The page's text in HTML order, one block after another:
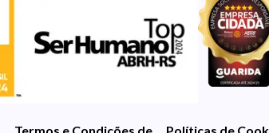
Termos e Condições de UsoPolíticas de